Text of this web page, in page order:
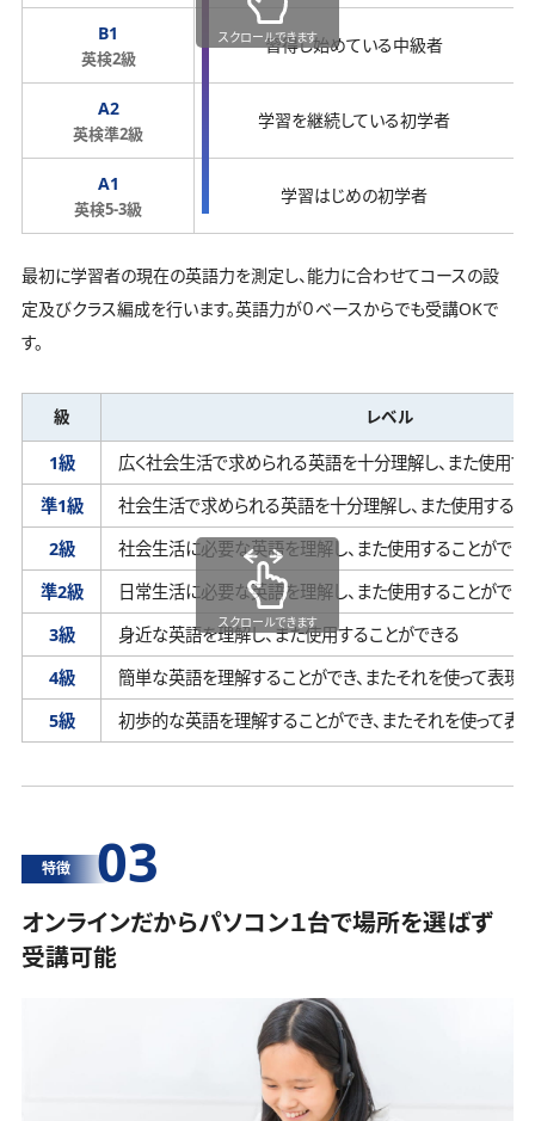
B1
英検2級
習得し始めている中級者
A2
英検準2級
学習を継続している初学者
A1
英検5-3級
学習はじめの初学者
スクロールできます
最初に学習者の現在の英語力を測定し、能力に合わせてコースの設
定及びクラス編成を行います。英語力が０ベースからでも受講OKで
す。
級 レベル
1級 広く社会生活で求められる英語を十分理解し、 また使用す
準1級
社会生活で求められる英語を十分理解し、 また使用するこ
2級
社会生活に必要な英語を理解し、 また使用することができ
準2級
日常生活に必要な英語を理解し、 また使用することができ
3級
身近な英語を理解し、また使用することができる
4級
簡単な英語を理解することができ、 またそれを使って表現
5級
初歩的な英語を理解することができ、 またそれを使って表
スクロールできます
特徴 03
オンラインだからパソコン１台で場所を選ばず
受講可能